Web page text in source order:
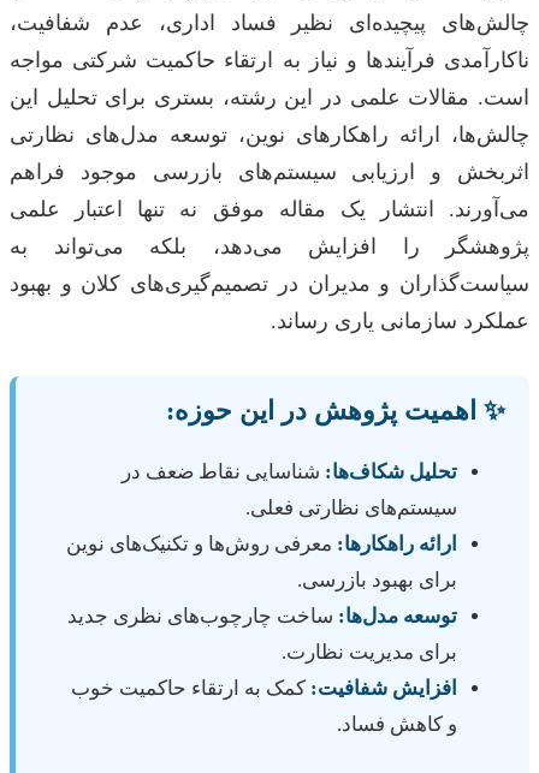
چالش‌های پیچیده‌ای نظیر فساد اداری، عدم شفافیت،
ناکارآمدی فرآیندها و نیاز به ارتقاء حاکمیت شرکتی مواجه
است. مقالات علمی در این رشته، بستری برای تحلیل این
چالش‌ها، ارائه راهکارهای نوین، توسعه مدل‌های نظارتی
اثربخش و ارزیابی سیستم‌های بازرسی موجود فراهم
می‌آورند. انتشار یک مقاله موفق نه تنها اعتبار علمی
پژوهشگر را افزایش می‌دهد، بلکه می‌تواند به
سیاست‌گذاران و مدیران در تصمیم‌گیری‌های کلان و بهبود
عملکرد سازمانی یاری رساند.
✨ اهمیت پژوهش در این حوزه:
تحلیل شکاف‌ها: شناسایی نقاط ضعف در
سیستم‌های نظارتی فعلی.
ارائه راهکارها: معرفی روش‌ها و تکنیک‌های نوین
برای بهبود بازرسی.
توسعه مدل‌ها: ساخت چارچوب‌های نظری جدید
برای مدیریت نظارت.
افزایش شفافیت: کمک به ارتقاء حاکمیت خوب
و کاهش فساد.